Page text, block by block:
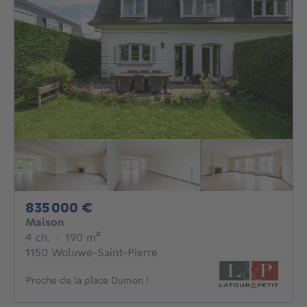
835 000 €
Maison
4 ch. 4 chambres
· 190 m²
1150 Woluwe-Saint-Pierre
Proche de la place Dumon !